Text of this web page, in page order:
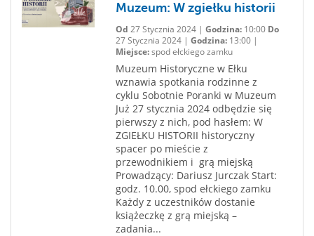
Muzeum: W zgiełku historii
Od 27 Stycznia 2024 | Godzina:10:00 Do
27 Stycznia 2024 | Godzina:13:00 |
Miejsce:spod ełckiego zamku
Muzeum Historyczne w Ełku
wznawia spotkania rodzinne z
cyklu Sobotnie Poranki w Muzeum
Już 27 stycznia 2024 odbędzie się
pierwszy z nich, pod hasłem: W
ZGIEŁKU HISTORII historyczny
spacer po mieście z
przewodnikiem i grą miejską
Prowadzący: Dariusz Jurczak Start:
godz. 10.00, spod ełckiego zamku
Każdy z uczestników dostanie
książeczkę z grą miejską –
zadania...